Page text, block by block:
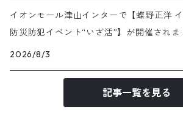
イオンモール津山インターで【蝶野正洋
防災防犯イベント“いざ活”】が開催されま
2026/8/3
記事一覧を見る